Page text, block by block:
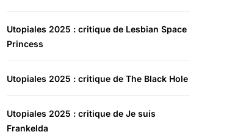
Utopiales 2025 : critique de Lesbian Space
Princess
Utopiales 2025 : critique de The Black Hole
Utopiales 2025 : critique de Je suis
Frankelda